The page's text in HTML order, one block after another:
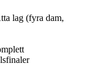
lag (fyra dam,